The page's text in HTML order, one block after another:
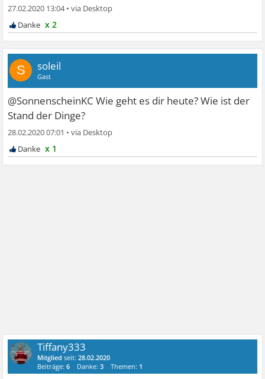
27.02.2020 13:04•
x 2
S soleil
Gast
@SonnenscheinKC Wie geht es dir heute? Wie ist der
Stand der Dinge?
28.02.2020 07:01 •
x 1
Tiffany333
Mitglied seit:28.02.2020
Beiträge:6 Danke:3 Themen: 1